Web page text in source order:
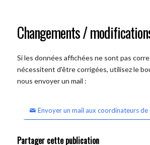
Changements /
Si les données affichées ne sont pas
nécessitent d'être corrigées, utilisez le
nous envoyer un mail :
Envoyer un mail aux coordinateurs de
Partager cette publication